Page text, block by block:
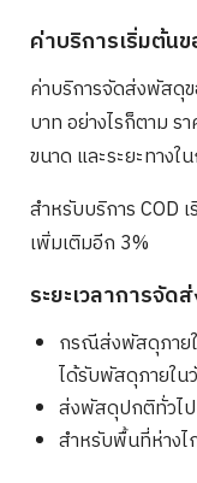
ค่าบริการเริ่มต้น
ค่าบริการจัดส่งพัสดุ
บาท อย่างไรก็ตาม
ขนาด และระยะทางใ
สำหรับบริการ COD
เพิ่มเติมอีก 3%
ระยะเวลาการจัด
กรณีส่งพัสดุภาย
ได้รับพัสดุภายใน
ส่งพัสดุปกติทั่วไป
สำหรับพื้นที่ห่างไ